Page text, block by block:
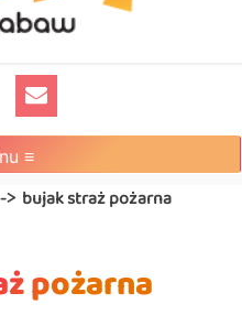
≡
-> bujak straż pożarna
pożarna